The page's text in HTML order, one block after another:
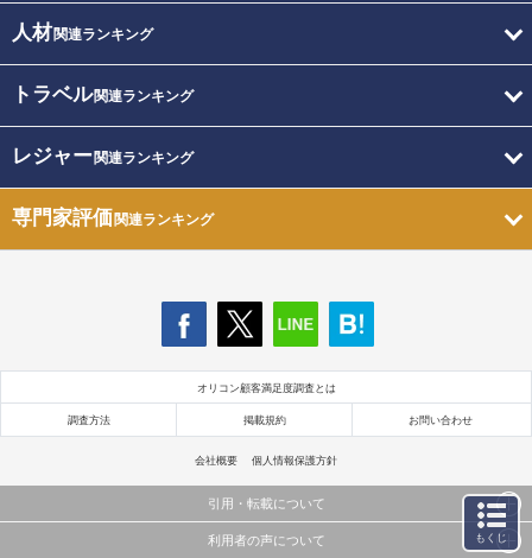
人材関連ランキング
トラベル関連ランキング
レジャー関連ランキング
専門家評価関連ランキング
オリコン顧客満足度調査とは
調査方法 掲載規約 お問い合わせ
会社概要 個人情報保護方針
引用・転載について
当サイトで公開されている情報（文字、写真、イラスト、画像データ等）及びこれらの配置・
利用者の声について もくじ